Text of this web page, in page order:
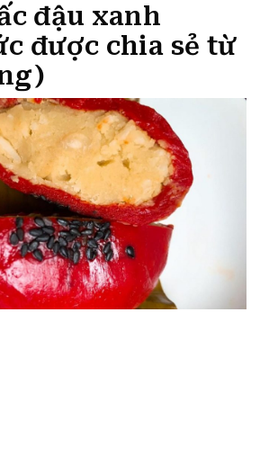
đậu xanh
được chia sẻ từ